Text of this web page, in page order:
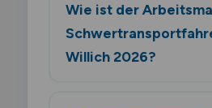
Wie ist der
Willich 2026?